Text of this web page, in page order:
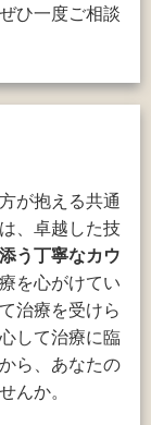
ひ一度ご相談
が抱える共通
は、卓越した技
う丁寧なカウ
を心がけてい
治療を受けら
して治療に臨
ら、あなたの
んか。